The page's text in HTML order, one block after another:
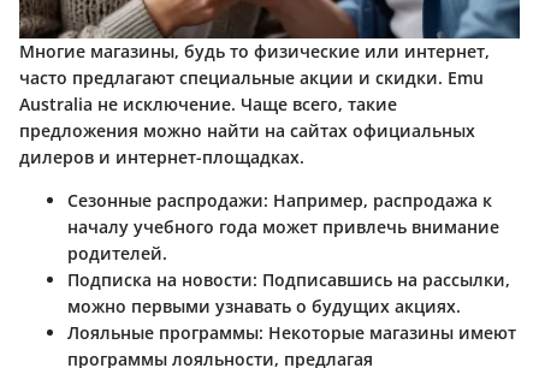
Многие магазины, будь то физические или интернет,
часто предлагают специальные акции и скидки. Emu
Australia не исключение. Чаще всего, такие
предложения можно найти на сайтах официальных
дилеров и интернет-площадках.
Сезонные распродажи: Например, распродажа к
началу учебного года может привлечь внимание
родителей.
Подписка на новости: Подписавшись на рассылки,
можно первыми узнавать о будущих акциях.
Лояльные программы: Некоторые магазины имеют
программы лояльности, предлагая